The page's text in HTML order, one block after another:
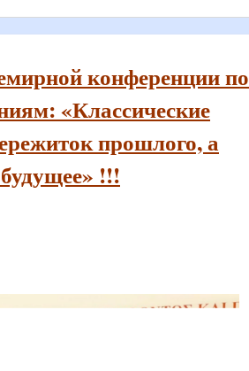
конференции по
«Классические
прошлого, а
!!!